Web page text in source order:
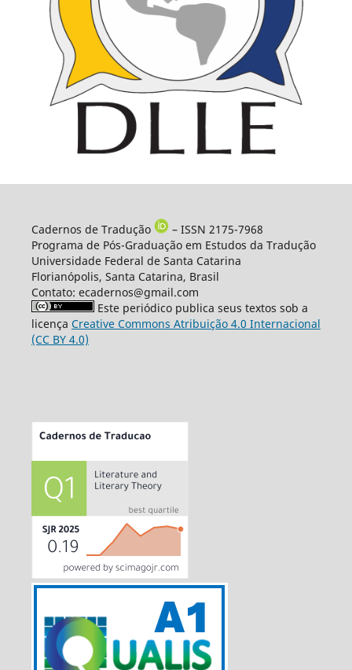
Cadernos de Tradução
– ISSN 2175-7968
Programa de Pós-Graduação em Estudos da Tradução
Universidade Federal de Santa Catarina
Florianópolis, Santa Catarina, Brasil
Contato: ecadernos@gmail.com
Este periódico publica seus textos sob a
licença Creative Commons Atribuição 4.0 Internacional
(CC BY 4.0)